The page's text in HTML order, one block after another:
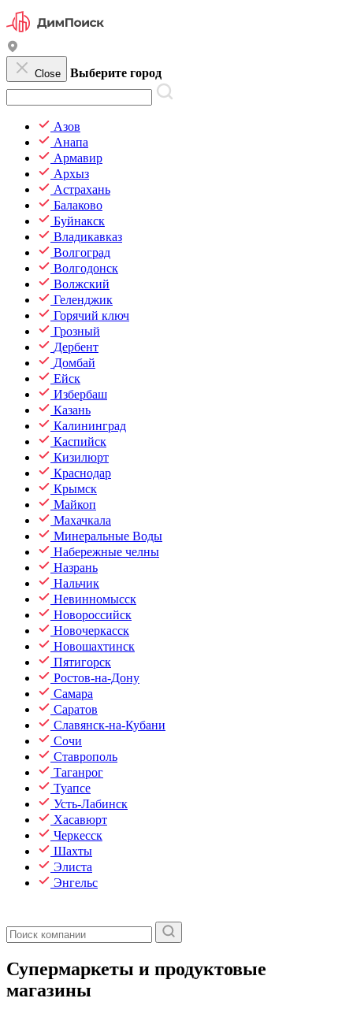
Close Выберите город
Азов
Анапа
Армавир
Архыз
Астрахань
Балаково
Буйнакск
Владикавказ
Волгоград
Волгодонск
Волжский
Геленджик
Горячий ключ
Грозный
Дербент
Домбай
Ейск
Избербаш
Казань
Калининград
Каспийск
Кизилюрт
Краснодар
Крымск
Майкоп
Махачкала
Минеральные Воды
Набережные челны
Назрань
Нальчик
Невинномысск
Новороссийск
Новочеркасск
Новошахтинск
Пятигорск
Ростов-на-Дону
Самара
Саратов
Славянск-на-Кубани
Сочи
Ставрополь
Таганрог
Туапсе
Усть-Лабинск
Хасавюрт
Черкесск
Шахты
Элиста
Энгельс
Супермаркеты и продуктовые
магазины